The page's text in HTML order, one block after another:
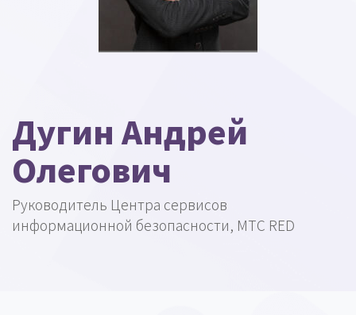
Дугин Андрей
Олегович
Руководитель Центра сервисов
информационной безопасности, МТС RED